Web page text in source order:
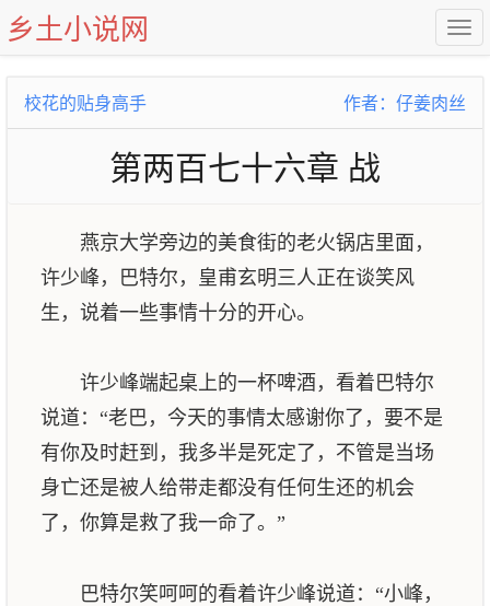
乡土小说网
校花的贴身高手 作者：仔姜肉丝
第两百七十六章 战
燕京大学旁边的美食街的老火锅店里面，
许少峰，巴特尔，皇甫玄明三人正在谈笑风
生，说着一些事情十分的开心。
许少峰端起桌上的一杯啤酒，看着巴特尔
说道：“老巴，今天的事情太感谢你了，要不是
有你及时赶到，我多半是死定了，不管是当场
身亡还是被人给带走都没有任何生还的机会
了，你算是救了我一命了。”
巴特尔笑呵呵的看着许少峰说道：“小峰，